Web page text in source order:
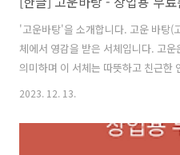
'고운바탕'을 소개합니다. 고운 바탕(
체에서 영감을 받은 서체입니다. 고
의미하며 이 서체는 따뜻하고 친근한
리프 한글 서체의 스타일 이름입니다.
포함합니다. 이 서체는 규칙적이고
2023. 12. 13.